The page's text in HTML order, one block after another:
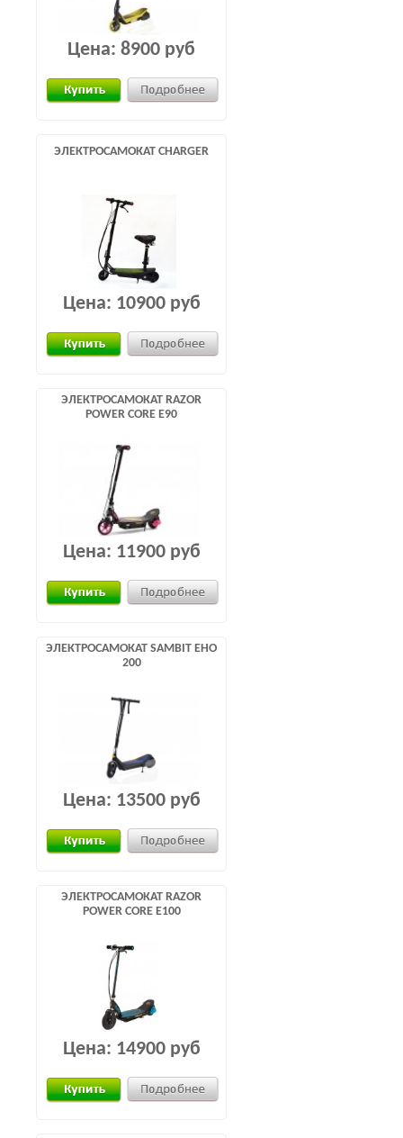
Цена: 8900 руб
ЭЛЕКТРОСАМОКАТ CHARGER
Цена: 10900 руб
ЭЛЕКТРОСАМОКАТ RAZOR
POWER CORE E90
Цена: 11900 руб
ЭЛЕКТРОСАМОКАТ SAMBIT EHO
200
Цена: 13500 руб
ЭЛЕКТРОСАМОКАТ RAZOR
POWER CORE E100
Цена: 14900 руб